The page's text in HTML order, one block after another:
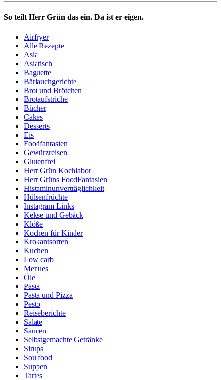
So teilt Herr Grün das ein. Da ist er eigen.
Airfryer
Alle Rezepte
Asia
Asiatisch
Baguette
Bärlauchgerichte
Brot und Brötchen
Brotaufstriche
Bücher
Cakes
Desserts
Eis
Foodfantasien
Gewürzreisen
Glutenfrei
Herr Grün Kochlabor
Herr Grüns FoodFantasien
Histaminunverträglichkeit
Hülsenfrüchte
Instagram Links
Kekse und Gebäck
Klöße
Kochen für Kinder
Krokantsorten
Kuchen
Low carb
Menues
Öle
Pasta
Pasta und Pizza
Pesto
Reiseberichte
Salate
Saucen
Selbstgemachte Getränke
Sirups
Soulfood
Suppen
Tartes